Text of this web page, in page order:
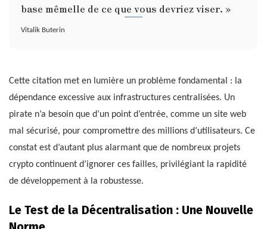
base mêmelle de ce que vous devriez viser. »
Vitalik Buterin
Cette citation met en lumière un problème fondamental : la
dépendance excessive aux infrastructures centralisées. Un
pirate n’a besoin que d’un point d’entrée, comme un site web
mal sécurisé, pour compromettre des millions d’utilisateurs. Ce
constat est d’autant plus alarmant que de nombreux projets
crypto continuent d’ignorer ces failles, privilégiant la rapidité
de développement à la robustesse.
Le Test de la Décentralisation : Une Nouvelle